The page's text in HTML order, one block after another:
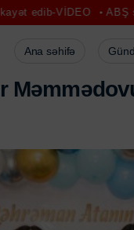
ABŞ senatorları
Ana səhifə
r Məmmədov